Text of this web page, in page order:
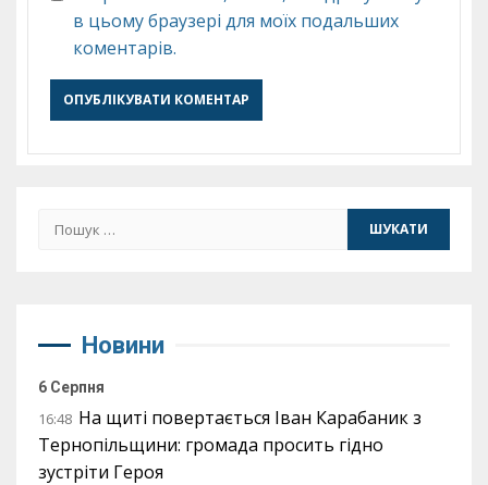
в цьому браузері для моїх подальших
коментарів.
Пошук:
Новини
6 Серпня
16:48 На щиті повертається Іван Карабаник з
Тернопільщини: громада просить гідно
зустріти Героя